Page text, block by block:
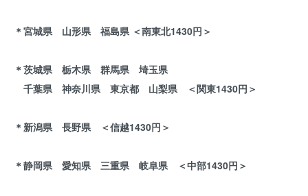
＊宮城県 山形県 福島県 ＜南東北1430円＞
＊茨城県 栃木県 群馬県 埼玉県
千葉県 神奈川県 東京都 山梨県 ＜関東1430円＞
＊新潟県 長野県 ＜信越1430円＞
＊静岡県 愛知県 三重県 岐阜県 ＜中部1430円＞